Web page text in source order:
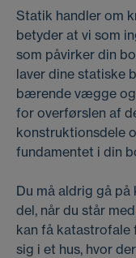
Statik handler om
betyder at vi som
som påvirker din
laver dine statiske
bærende vægge og
for overførslen af
konstruktionsdele
fundamentet i din
Du må aldrig gå
del, når du står med
kan få katastrofale
sig i et hus, hvor